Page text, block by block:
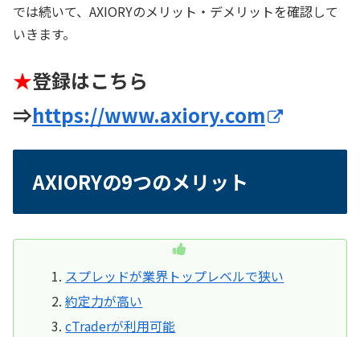
では続いて、AXIORYのメリット・デメリットを確認して
いきます。
★登録はこちら
⇒https://www.axiory.com
AXIORYの9つのメリット
スプレッドが業界トップレベルで狭い
約定力が高い
cTraderが利用可能